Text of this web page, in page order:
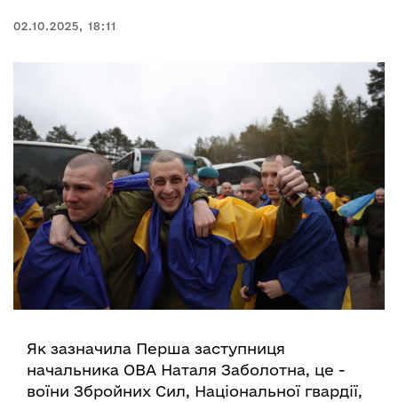
02.10.2025, 18:11
Як зазначила Перша заступниця
начальника ОВА Наталя Заболотна, це -
воїни Збройних Сил, Національної гвардії,